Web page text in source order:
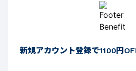
新規アカウント登録で1100円